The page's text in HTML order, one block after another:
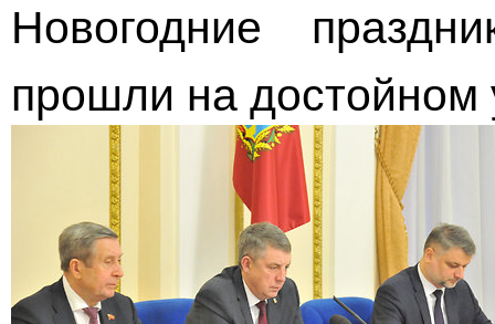
Новогодние
прошли на достойном